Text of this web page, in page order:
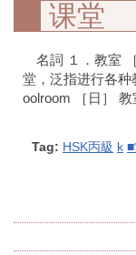
课堂
名詞 １．教室
堂，泛指进行各
oolroom ［日］ 教
Tag: HSK丙級 k